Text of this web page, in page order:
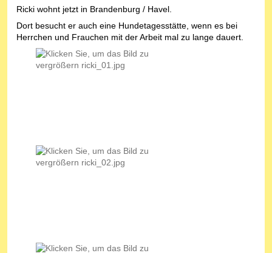
Ricki wohnt jetzt in Brandenburg / Havel.
Dort besucht er auch eine Hundetagesstätte, wenn es bei
Herrchen und Frauchen mit der Arbeit mal zu lange dauert.